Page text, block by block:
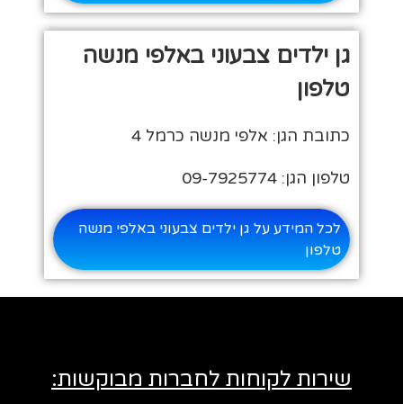
גן ילדים צבעוני באלפי מנשה
טלפון
כתובת הגן: אלפי מנשה כרמל 4
טלפון הגן: 09-7925774
לכל המידע על גן ילדים צבעוני באלפי מנשה
טלפון
שירות לקוחות לחברות מבוקשות: